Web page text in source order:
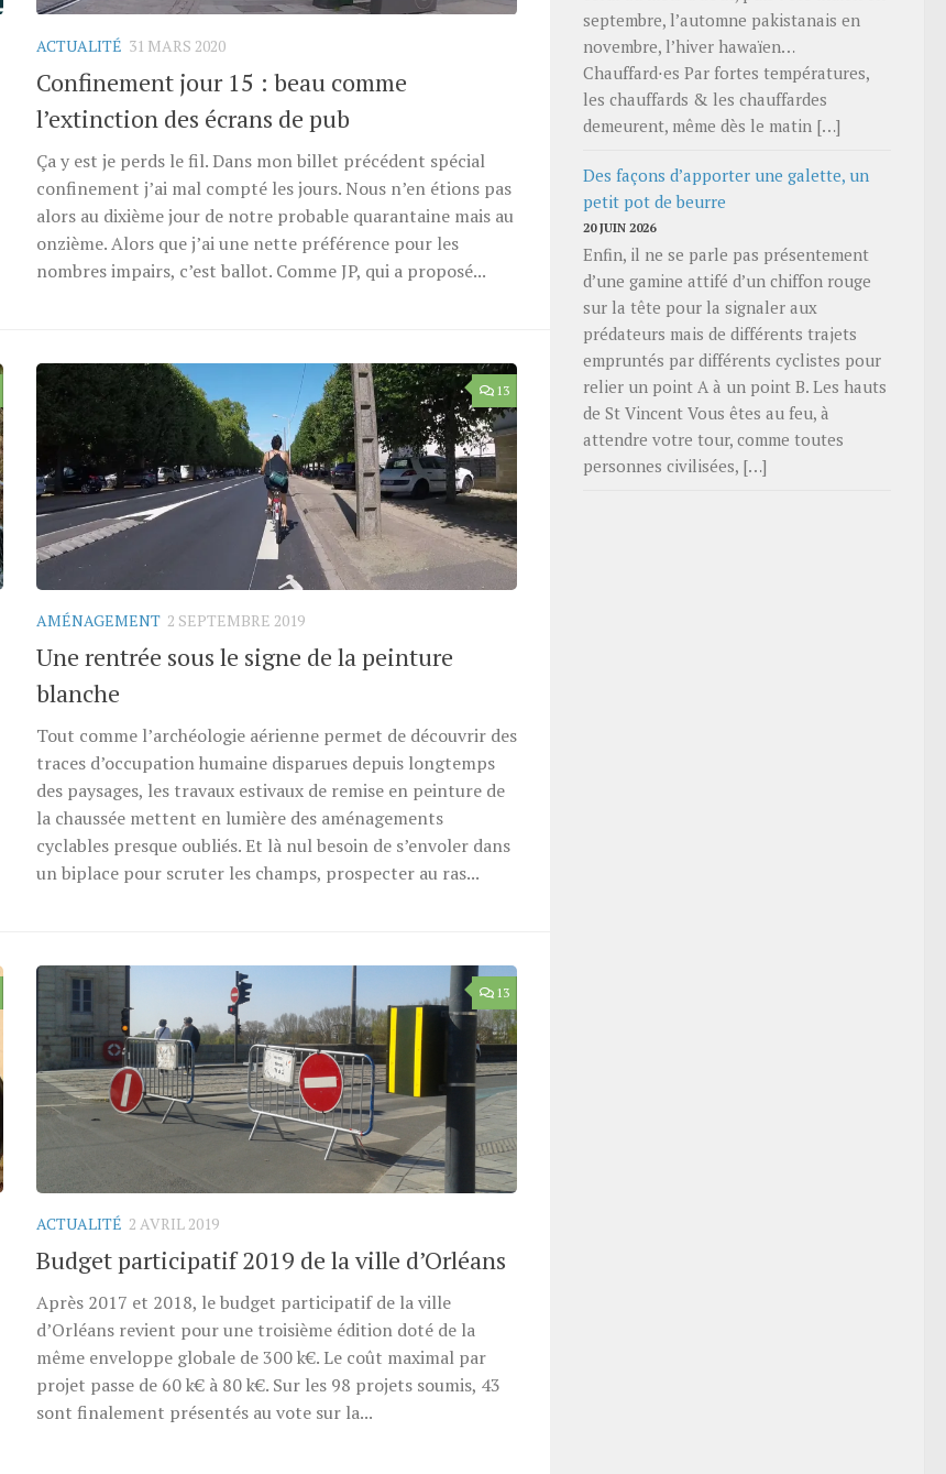
ACTUALITÉ 31 MARS 2020
Confinement jour 15 : beau comme
l’extinction des écrans de pub
Ça y est je perds le fil. Dans mon billet précédent spécial
confinement j’ai mal compté les jours. Nous n’en étions pas
alors au dixième jour de notre probable quarantaine mais au
onzième. Alors que j’ai une nette préférence pour les
nombres impairs, c’est ballot. Comme JP, qui a proposé...
13
AMÉNAGEMENT 2 SEPTEMBRE 2019
Une rentrée sous le signe de la peinture
blanche
Tout comme l’archéologie aérienne permet de découvrir des
traces d’occupation humaine disparues depuis longtemps
des paysages, les travaux estivaux de remise en peinture de
la chaussée mettent en lumière des aménagements
cyclables presque oubliés. Et là nul besoin de s’envoler dans
un biplace pour scruter les champs, prospecter au ras...
13
ACTUALITÉ 2 AVRIL 2019
Budget participatif 2019 de la ville d’Orléans
Après 2017 et 2018, le budget participatif de la ville
d’Orléans revient pour une troisième édition doté de la
même enveloppe globale de 300 k€. Le coût maximal par
projet passe de 60 k€ à 80 k€. Sur les 98 projets soumis, 43
sont finalement présentés au vote sur la...
septembre, l’automne pakistanais en
novembre, l’hiver hawaïen…
Chauffard⋅es Par fortes températures,
les chauffards & les chauffardes
demeurent, même dès le matin […]
Des façons d’apporter une galette, un
petit pot de beurre
20 JUIN 2026
Enfin, il ne se parle pas présentement
d’une gamine attifé d’un chiffon rouge
sur la tête pour la signaler aux
prédateurs mais de différents trajets
empruntés par différents cyclistes pour
relier un point A à un point B. Les hauts
de St Vincent Vous êtes au feu, à
attendre votre tour, comme toutes
personnes civilisées, […]